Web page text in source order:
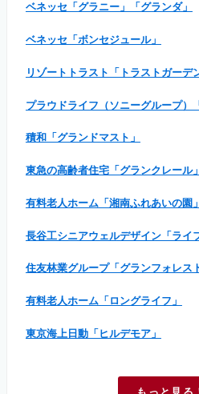
ベネッセ「グラニー」「グランダ」
ベネッセ「ボンセジュール」
リゾートトラスト「トラストガーデ
プラウドライフ（ソニーグループ）
積和「グランドマスト」
東急の高齢者住宅「グランクレール」
有料老人ホーム「湘南ふれあいの園」
長谷工シニアウェルデザイン「ライ
住友林業グループ「グランフォレス
有料老人ホーム「ロングライフ」
東京海上日動「ヒルデモア」